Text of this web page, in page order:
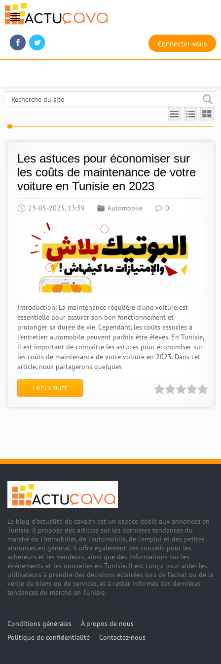
Connecter-vous
Les astuces pour économiser sur
les coûts de maintenance de votre
voiture en Tunisie en 2023
23-05-2023, 13:39 Automobile 0
Introduction: La maintenance régulière d'une voiture est
essentielle pour assurer son bon fonctionnement et
prolonger sa durée de vie. Cependant, les coûts associés à
l'entretien automobile peuvent parfois être élevés. En Tunisie,
il est important de connaître les astuces pour économiser sur
les coûts de maintenance de votre voiture en 2023. Dans cet
article, nous partagerons quelques
LIRE LA SUITE
Le blog d'actualité de cava.tn est un espace dédié aux annonces en
Tunisie. Il propose des articles sur les dernières tendances du
marché de l'immobilier, de l'automobile, de l'emploi et des petites
annonces en général. Il offre également des conseils pour les
acheteurs et les vendeurs, ainsi que des informations sur les
événements et les nouvelles en Tunisie. Il est conçu pour aider les
utilisateurs à prendre des décisions éclairées lors de l'achat ou de la
vente de biens ou de services, et à rester informés des dernières
tendances du marché en Tunisie.
Conditions générales
À propos de nous
Politique de confidentialité
Contactez-nous